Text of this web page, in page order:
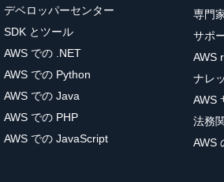
デベロッパーセンター
SDK とツール
AWS での .NET
AWS での Python
AWS での Java
AWS での PHP
AWS での JavaScript
専門
サポ
AWS
ナレ
AWS
法務
AWS